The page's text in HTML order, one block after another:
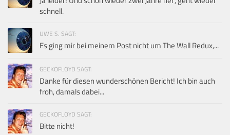
schnell.
UWE S. SAGT:
Es ging mir bei meinem Post nicht um The Wall Redux,...
GECKOFLOYD SAGT:
Danke für diesen wunderschönen Bericht! Ich bin auch
froh, damals dabei...
GECKOFLOYD SAGT:
Bitte nicht!